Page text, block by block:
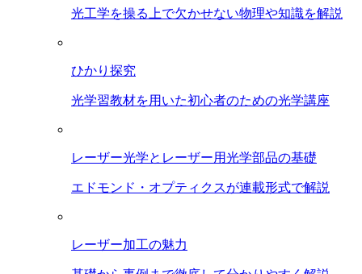
光工学を操る上で欠かせない物理や知識を解説
ひかり探究
光学習教材を用いた初心者のための光学講座
レーザー光学とレーザー用光学部品の基礎
エドモンド・オプティクスが連載形式で解説
レーザー加工の魅力